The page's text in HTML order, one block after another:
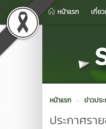
หน้าแรก เกี่ย
หน้าแรก ข่าวปร
ประกาศรา